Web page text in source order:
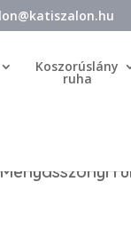
Koszorúslány
ruha